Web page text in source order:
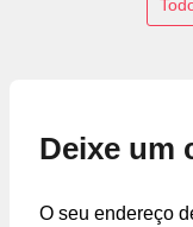
Deixe um
O seu endereço